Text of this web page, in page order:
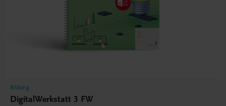
Bildung
DigitalWerkstatt 3 FW